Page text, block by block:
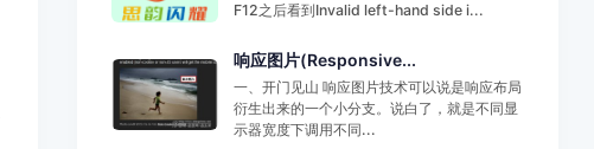
F12之后看到Invalid left-hand side i...
响应图片(Responsive...
一、开门见山 响应图片技术可以说是响应布局
衍生出来的一个小分支。说白了，就是不同显
示器宽度下调用不同...